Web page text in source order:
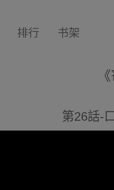
排行 书架
第26話-